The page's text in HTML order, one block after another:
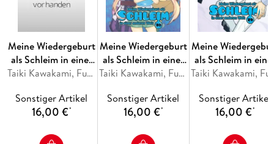
Meine Wiedergeburt
als Schleim in einer
anderen Welt Taiki Kawakami, Fuse, Mitz Vah
Sonstiger Artikel
16,00 €*
Meine Wiedergeburt
als Schleim in einer
anderen Welt
30
Taiki Kawakami, Fuse, Mitz Vah
Sonstiger Artikel
16,00 €*
Meine
als Schleim in
anderen Welt
29
Sonstiger Artikel
16,00 €*